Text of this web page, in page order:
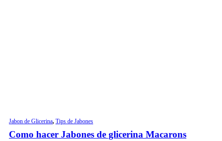
Jabon de Glicerina, Tips de Jabones
Como hacer Jabones de glicerina Macarons